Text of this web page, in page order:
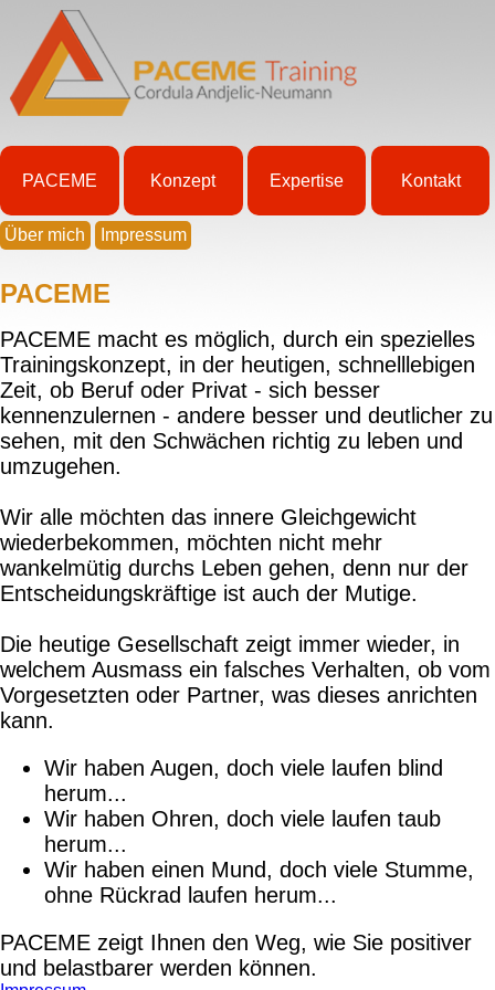
PACEME Konzept Expertise Kontakt
Über mich Impressum
PACEME
PACEME macht es möglich, durch ein spezielles
Trainingskonzept, in der heutigen, schnelllebigen
Zeit, ob Beruf oder Privat - sich besser
kennenzulernen - andere besser und deutlicher zu
sehen, mit den Schwächen richtig zu leben und
umzugehen.
Wir alle möchten das innere Gleichgewicht
wiederbekommen, möchten nicht mehr
wankelmütig durchs Leben gehen, denn nur der
Entscheidungskräftige ist auch der Mutige.
Die heutige Gesellschaft zeigt immer wieder, in
welchem Ausmass ein falsches Verhalten, ob vom
Vorgesetzten oder Partner, was dieses anrichten
kann.
Wir haben Augen, doch viele laufen blind
herum...
Wir haben Ohren, doch viele laufen taub
herum...
Wir haben einen Mund, doch viele Stumme,
ohne Rückrad laufen herum...
PACEME zeigt Ihnen den Weg, wie Sie positiver
und belastbarer werden können.